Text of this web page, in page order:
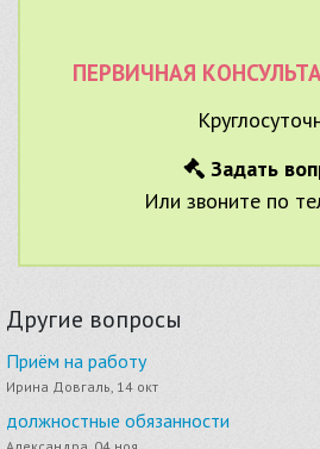
ПЕРВИЧНАЯ
Задать
Или звоните по
Другие вопросы
Приём на работу
Ирина Довгаль, 14 окт
должностные обязанности